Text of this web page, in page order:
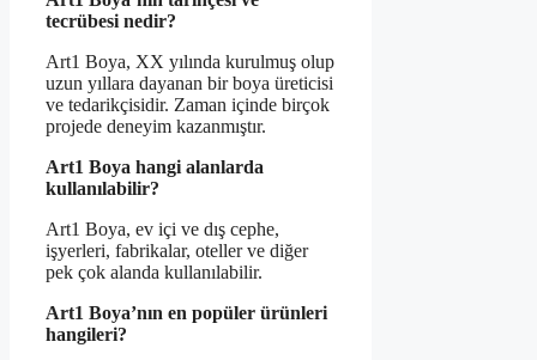
tecrübesi nedir?
Art1 Boya, XX yılında kurulmuş olup
uzun yıllara dayanan bir boya üreticisi
ve tedarikçisidir. Zaman içinde birçok
projede deneyim kazanmıştır.
Art1 Boya hangi alanlarda
kullanılabilir?
Art1 Boya, ev içi ve dış cephe,
işyerleri, fabrikalar, oteller ve diğer
pek çok alanda kullanılabilir.
Art1 Boya’nın en popüler ürünleri
hangileri?